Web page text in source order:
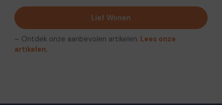
Lief Wonen
– Ontdek onze aanbevolen artikelen. Lees onze
artikelen.